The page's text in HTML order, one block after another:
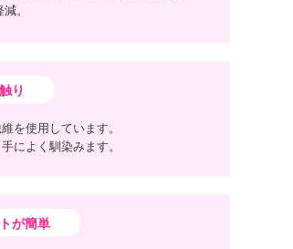
。
り
を使用しています。
によく馴染みます。
が簡単